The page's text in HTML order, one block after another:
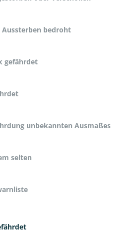
Aussterben bedroht
gefährdet
unbekannten Ausmaßes
selten